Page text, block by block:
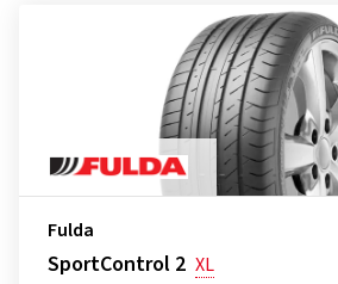
Fulda
SportControl 2 XL